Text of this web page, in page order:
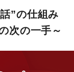
”の仕組み
次の一手～